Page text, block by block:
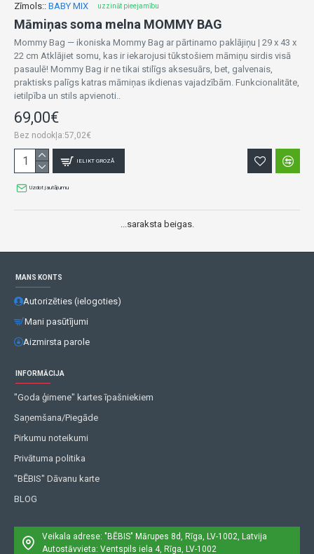
Zīmols:: BABY MIX uzzināt pieejamību
Māmiņas soma melna MOMMY BAG
Mommy Bag — ikoniska Mommy Bag ar pārtinamo paklājiņu | 29 x 43 x
22 cm Atklājiet somu, kas ir iekarojusi tūkstošiem māmiņu sirdis visā
pasaulē! Mommy Bag ir ne tikai stilīgs aksesuārs, bet, galvenais,
praktisks palīgs katras māmiņas ikdienas vajadzībām. Funkcionalitāte,
ietilpība un stils apvienoti..
69,00€
Bez nodokļa:57,02€
IELIKT GROZĀ
Uzdot jautājumu
...saraksta beigas.
MANS KONTS
Autorizēties (ielogoties)
Mani pasūtījumi
Aizmirsta parole
INFORMĀCIJA
"Goda ģimene" kartes īpašniekiem
Saņemšana/Piegāde
Pirkumu noteikumi
Privātuma politika
"BĒBIS" Dāvanu karte
BLOG
Veikala adrese: "BĒBIS" Mārupes 8d, Rīga, LV-1002, Latvija
Autostāvvieta: Ventspils iela 4, Rīga, LV-1002